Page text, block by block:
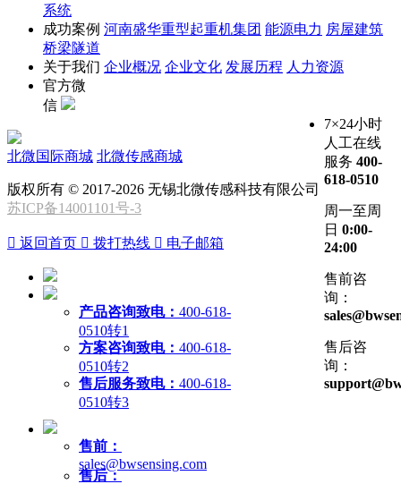
系统
成功案例 河南盛华重型起重机集团 能源电力 房屋建筑
桥梁隧道
关于我们 企业概况 企业文化 发展历程 人力资源
官方微
信
7×24小时
人工在线
服务 400-
618-0510
周一至周
日 0:00-
24:00
售前咨
询：
售后咨
询：
北微国际商城 北微传感商城
版权所有 © 2017-2026 无锡北微传感科技有限公司
苏ICP备14001101号-3
 返回首页  拨打热线  电子邮箱
产品咨询致电： 400-618-
0510转1
方案咨询致电： 400-618-
0510转2
售后服务致电： 400-618-
0510转3
售前：
sales@bwsensing.com
售后：